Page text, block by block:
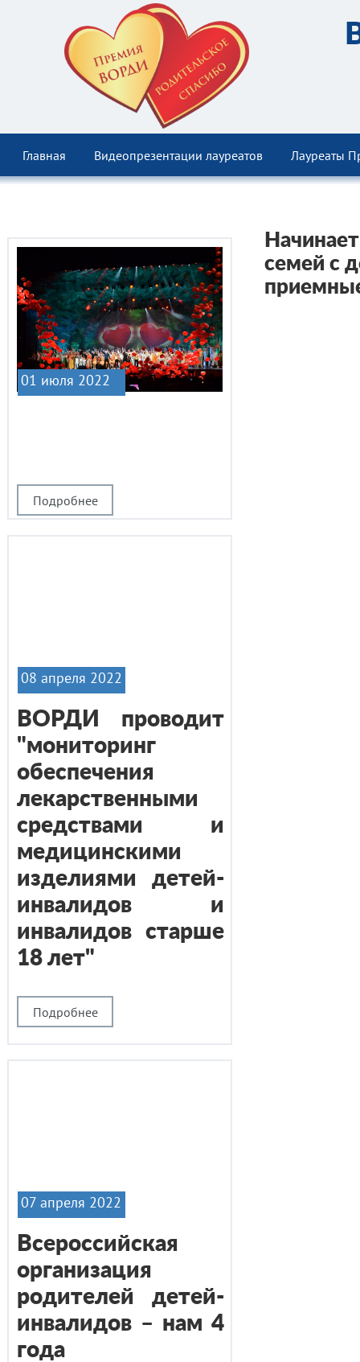
Главная Видеопрезентации лауреатов Лауреаты
семей с
Подробнее
01 июля 2022
Подробнее
ВОРДИ проводит
"мониторинг
обеспечения
лекарственными
средствами и
медицинскими
изделиями детей-
инвалидов и
инвалидов старше
18 лет"
08 апреля 2022
Всероссийская
организация
родителей детей-
инвалидов – нам 4
года
07 апреля 2022